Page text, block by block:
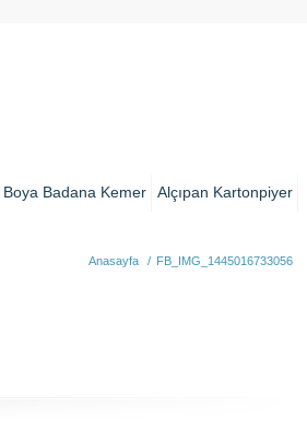
Boya Badana Kemer Alçıpan Kartonpiyer
Anasayfa / FB_IMG_1445016733056